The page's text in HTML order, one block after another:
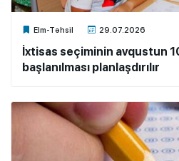
Elm-Təhsil 29.07.2026
Xalq.Online
İxtisas seçiminin avqustun
başlanılması planlaşdırılır